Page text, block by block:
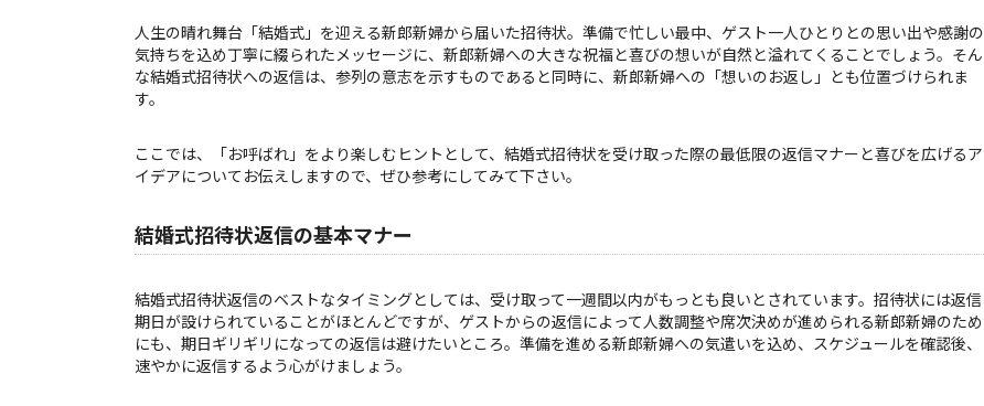
人生の晴れ舞台「結婚式」を迎える新郎新婦から届いた招待状。準備で忙しい最中、ゲスト一人ひとりとの思い出や感謝の
気持ちを込め丁寧に綴られたメッセージに、新郎新婦への大きな祝福と喜びの想いが自然と溢れてくることでしょう。そん
な結婚式招待状への返信は、参列の意志を示すものであると同時に、新郎新婦への「想いのお返し」とも位置づけられま
す。
ここでは、「お呼ばれ」をより楽しむヒントとして、結婚式招待状を受け取った際の最低限の返信マナーと喜びを広げるア
イデアについてお伝えしますので、ぜひ参考にしてみて下さい。
結婚式招待状返信の基本マナー
結婚式招待状返信のベストなタイミングとしては、受け取って一週間以内がもっとも良いとされています。招待状には返信
期日が設けられていることがほとんどですが、ゲストからの返信によって人数調整や席次決めが進められる新郎新婦のため
にも、期日ギリギリになっての返信は避けたいところ。準備を進める新郎新婦への気遣いを込め、スケジュールを確認後、
速やかに返信するよう心がけましょう。